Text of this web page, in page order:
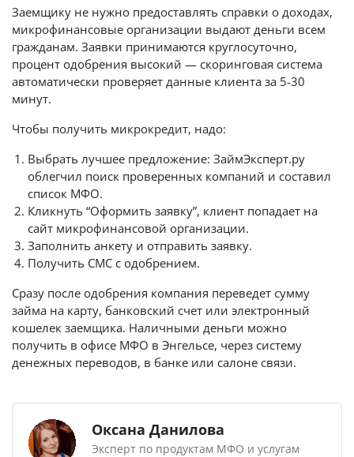
Заемщику не нужно предоставлять справки о доходах,
микрофинансовые организации выдают деньги всем
гражданам. Заявки принимаются круглосуточно,
процент одобрения высокий — скоринговая система
автоматически проверяет данные клиента за 5-30
минут.
Чтобы получить микрокредит, надо:
Выбрать лучшее предложение: ЗаймЭксперт.ру
облегчил поиск проверенных компаний и составил
список МФО.
Кликнуть “Оформить заявку”, клиент попадает на
сайт микрофинансовой организации.
Заполнить анкету и отправить заявку.
Получить СМС с одобрением.
Сразу после одобрения компания переведет сумму
займа на карту, банковский счет или электронный
кошелек заемщика. Наличными деньги можно
получить в офисе МФО в Энгельсе, через систему
денежных переводов, в банке или салоне связи.
Оксана Данилова
Эксперт по продуктам МФО и услугам